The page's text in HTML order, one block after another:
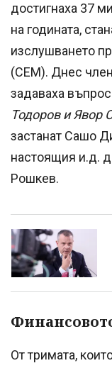
достигнаха 37
на годината,
изслушването
(СЕМ). Днес
задаваха
Тодоров и Явор
застанат Сашо
настоящия и.д.
Рошкев.
От тримата,